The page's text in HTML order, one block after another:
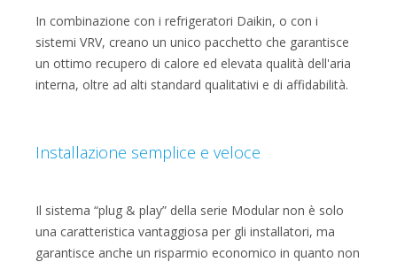
In combinazione con i refrigeratori Daikin, o con i
sistemi VRV, creano un unico pacchetto che garantisce
un ottimo recupero di calore ed elevata qualità dell'aria
interna, oltre ad alti standard qualitativi e di affidabilità.
Installazione semplice e veloce
Il sistema “plug & play” della serie Modular non è solo
una caratteristica vantaggiosa per gli installatori, ma
garantisce anche un risparmio economico in quanto non